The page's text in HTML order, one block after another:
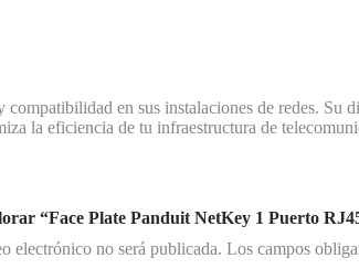
en sus instalaciones de redes. Su
la eficiencia de tu infraestructura de
“Face Plate Panduit NetKey 1 Puerto
electrónico no será publicada. Los campos